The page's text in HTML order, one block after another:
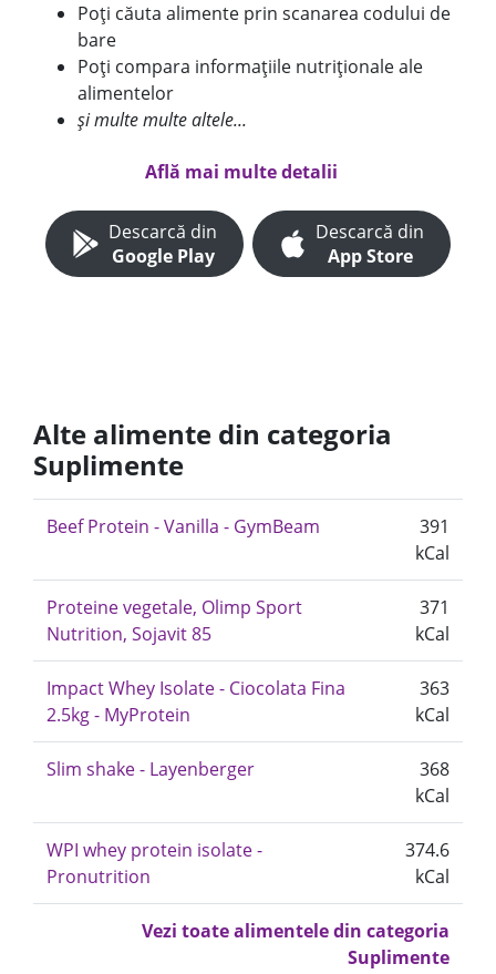
Poți căuta alimente prin scanarea codului de
bare
Poți compara informațiile nutriționale ale
alimentelor
și multe multe altele...
Află mai multe detalii
Descarcă din
Google Play
Descarcă din
App Store
Alte alimente din categoria
Suplimente
Beef Protein - Vanilla - GymBeam
391
kCal
Proteine vegetale, Olimp Sport
Nutrition, Sojavit 85
371
kCal
Impact Whey Isolate - Ciocolata Fina
2.5kg - MyProtein
363
kCal
Slim shake - Layenberger
368
kCal
WPI whey protein isolate -
Pronutrition
374.6
kCal
Vezi toate alimentele din categoria
Suplimente